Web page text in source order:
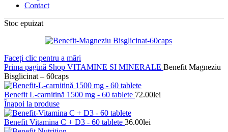
Contact
Stoc epuizat
Faceți clic pentru a mări
Prima pagină Shop VITAMINE SI MINERALE Benefit Magneziu
Bisglicinat – 60caps
Benefit L-carnitină 1500 mg - 60 tablete 72.00lei
Înapoi la produse
Benefit Vitamina C + D3 - 60 tablete 36.00lei